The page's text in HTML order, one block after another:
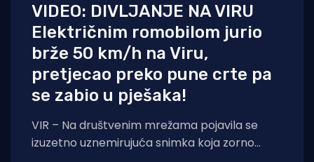
VIDEO: DIVLJANJE NA VIRU
Električnim romobilom jurio
brže 50 km/h na Viru,
pretjecao preko pune crte pa
se zabio u pješaka!
VIR – Na društvenim mrežama pojavila se
izuzetno uznemirujuća snimka koja zorno